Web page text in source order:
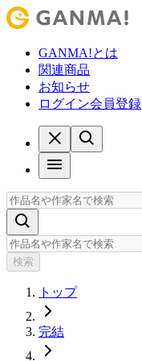
GANMA!とは
関連商品
お知らせ
ログイン会員登録
検索
トップ
完結